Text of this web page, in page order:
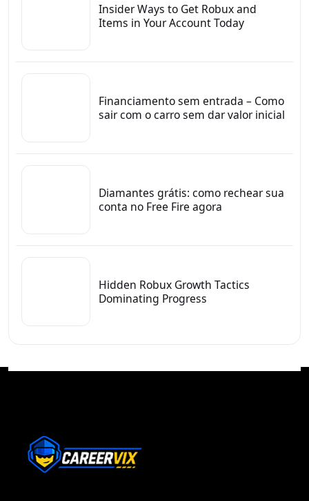
Insider Ways to Get Robux and
Items in Your Account Today
Financiamento sem entrada – Como
sair com o carro sem dar valor inicial
Diamantes grátis: como rechear sua
conta no Free Fire agora
Hidden Robux Growth Tactics
Dominating Progress